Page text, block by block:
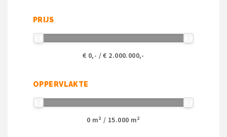
PRIJS
€ 0,- / € 2.000.000,-
OPPERVLAKTE
0 m² / 15.000 m²